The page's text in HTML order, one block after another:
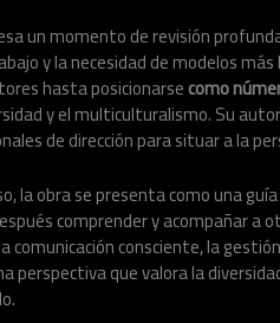
un momento de revisión
y la necesidad de modelos
hasta posicionarsecomo
y el multiculturalismo. Su
de dirección para situar a la
la obra se presenta como una
comprender y acompañar a
consciente, la
perspectiva que valora la